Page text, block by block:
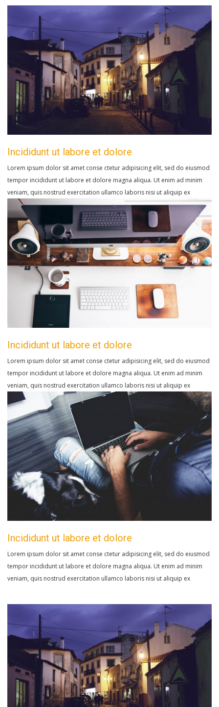
Incididunt ut labore et dolore
Lorem ipsum dolor sit amet conse ctetur adipisicing elit, sed do eiusmod
tempor incididunt ut labore et dolore magna aliqua. Ut enim ad minim
veniam, quis nostrud exercitation ullamco laboris nisi ut aliquip ex
Incididunt ut labore et dolore
Lorem ipsum dolor sit amet conse ctetur adipisicing elit, sed do eiusmod
tempor incididunt ut labore et dolore magna aliqua. Ut enim ad minim
veniam, quis nostrud exercitation ullamco laboris nisi ut aliquip ex
Incididunt ut labore et dolore
Lorem ipsum dolor sit amet conse ctetur adipisicing elit, sed do eiusmod
tempor incididunt ut labore et dolore magna aliqua. Ut enim ad minim
veniam, quis nostrud exercitation ullamco laboris nisi ut aliquip ex